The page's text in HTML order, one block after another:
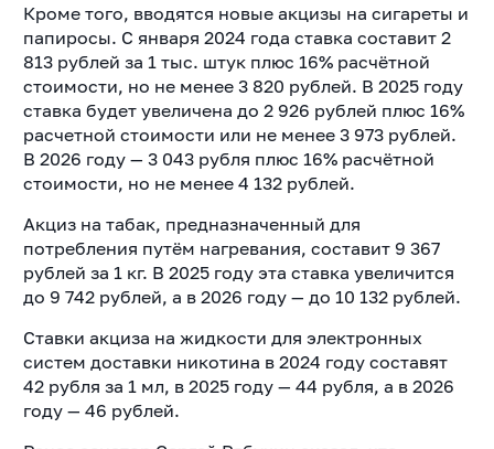
Кроме того, вводятся новые акцизы на сигареты и
папиросы. С января 2024 года ставка составит 2
813 рублей за 1 тыс. штук плюс 16% расчётной
стоимости, но не менее 3 820 рублей. В 2025 году
ставка будет увеличена до 2 926 рублей плюс 16%
расчетной стоимости или не менее 3 973 рублей.
В 2026 году — 3 043 рубля плюс 16% расчётной
стоимости, но не менее 4 132 рублей.
Акциз на табак, предназначенный для
потребления путём нагревания, составит 9 367
рублей за 1 кг. В 2025 году эта ставка увеличится
до 9 742 рублей, а в 2026 году — до 10 132 рублей.
Ставки акциза на жидкости для электронных
систем доставки никотина в 2024 году составят
42 рубля за 1 мл, в 2025 году — 44 рубля, а в 2026
году — 46 рублей.